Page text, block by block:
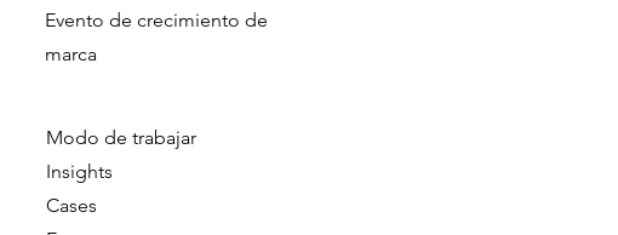
Evento de crecimiento de
marca​​
Modo de trabajar
Insights
Cases